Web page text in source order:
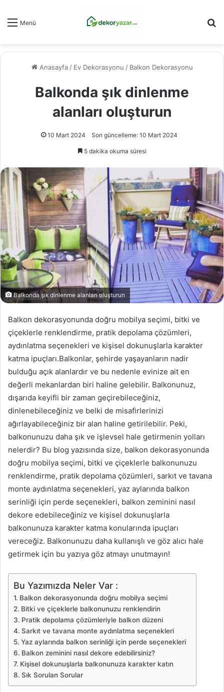
Menü
Anasayfa / Ev Dekorasyonu / Balkon Dekorasyonu
Balkonda şık dinlenme
alanları oluşturun
10 Mart 2024 Son güncelleme: 10 Mart 2024
5 dakika okuma süresi
Balkonda şık dinlenme alanları oluşturun
Balkon dekorasyonunda doğru mobilya seçimi, bitki ve
çiçeklerle renklendirme, pratik depolama çözümleri,
aydınlatma seçenekleri ve kişisel dokunuşlarla karakter
katma ipuçları.Balkonlar, şehirde yaşayanların nadir
bulduğu açık alanlardır ve bu nedenle evinize ait en
değerli mekanlardan biri haline gelebilir. Balkonunuz,
dışarıda keyifli bir zaman geçirebileceğiniz,
dinlenebileceğiniz ve belki de misafirlerinizi
ağırlayabileceğiniz bir alan haline getirilebilir. Peki,
balkonunuzu daha şık ve işlevsel hale getirmenin yolları
nelerdir? Bu blog yazısında size, balkon dekorasyonunda
doğru mobilya seçimi, bitki ve çiçeklerle balkonunuzu
renklendirme, pratik depolama çözümleri, sarkıt ve tavana
monte aydınlatma seçenekleri, yaz aylarında balkon
serinliği için perde seçenekleri, balkon zeminini nasıl
dekore edebileceğiniz ve kişisel dokunuşlarla
balkonunuza karakter katma konularında ipuçları
vereceğiz. Balkonunuzu daha kullanışlı ve göz alıcı hale
getirmek için bu yazıya göz atmayı unutmayın!
Bu Yazımızda Neler Var :
Balkon dekorasyonunda doğru mobilya seçimi
Bitki ve çiçeklerle balkonunuzu renklendirin
Pratik depolama çözümleriyle balkon düzeni
Sarkıt ve tavana monte aydınlatma seçenekleri
Yaz aylarında balkon serinliği için perde seçenekleri
Balkon zeminini nasıl dekore edebilirsiniz?
Kişisel dokunuşlarla balkonunuza karakter katın
Sık Sorulan Sorular